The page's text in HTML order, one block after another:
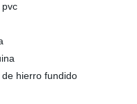
hierro fundido